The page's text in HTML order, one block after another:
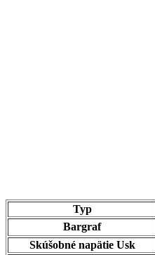
Typ
Bargraf
Skúšobné napätie Usk